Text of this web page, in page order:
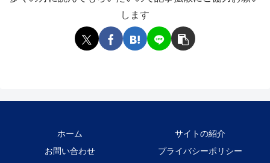
します
ホーム
サイトの紹介
お問い合わせ
プライバシーポリシー